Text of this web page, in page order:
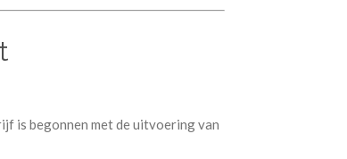
is begonnen met de uitvoering van